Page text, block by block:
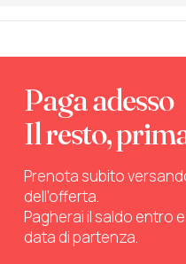
Paga adesso
Il resto,
Prenota subito
dell’offerta.
Pagherai il saldo entro
data di partenza.